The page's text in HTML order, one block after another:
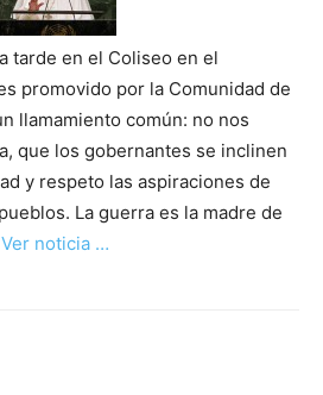
tarde en el Coliseo en el
promovido por la Comunidad de
llamamiento común: no nos
que los gobernantes se inclinen
y respeto las aspiraciones de
La guerra es la madre de
noticia …